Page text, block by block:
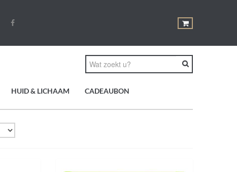
HUID & LICHAAM CADEAUBON